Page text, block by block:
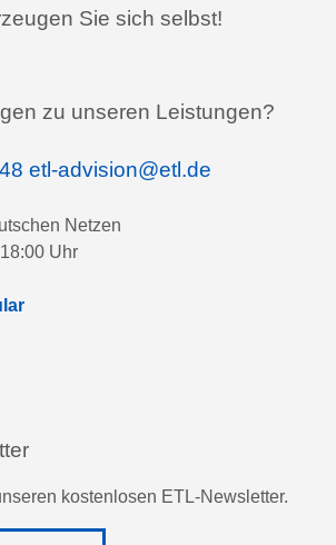
Sie sich selbst!
zu unseren Leistungen?
etl-advision@etl.de
Netzen
Uhr
kostenlosen ETL-Newsletter.